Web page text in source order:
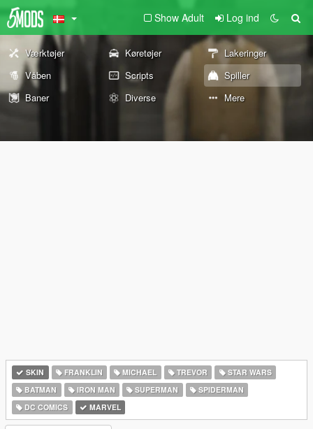
Show Adult Log ind
Værktøjer Køretøjer
Lakeringer
Våben
Scripts
Spiller
Baner
Diverse Mere
SKIN FRANKLIN MICHAEL TREVOR
STAR WARS
BATMAN
IRON MAN SUPERMAN
SPIDERMAN
DC COMICS
MARVEL